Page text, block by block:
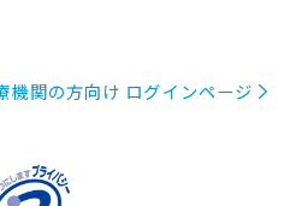
機関の方向け ログインページ